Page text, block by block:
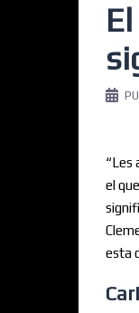
“Les
el
esta